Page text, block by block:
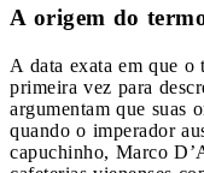
A origem do
A data exata em que o
primeira vez para
argumentam que suas
quando o imperador
capuchinho, Marco